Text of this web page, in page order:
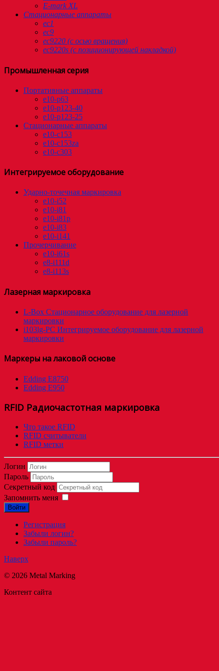
E-mark XL
Стационарные аппараты
ec1
eс9
ec9220 (с осью вращения)
ec9220s (с позиционирующей накладкой)
Промышленная серия
Портативные аппараты
e10-p63
e10-p123-40
e10-p123-25
Стационарные аппараты
e10-c153
e10-c153za
e10-c303
Интегрируемое оборудование
Ударно-точечная маркировка
e10-i52
e10-i81
e10-i81p
e10-i83
e10-i141
Прочерчивание
e10-i61s
e8-i111d
e8-i113s
Лазерная маркировка
L-Box Стационарное оборудование для лазерной
маркировки
i103lg-PC Интегрируемое оборудование для лазерной
маркировки
Маркеры на лаковой основе
Edding E8750
Edding E950
RFID Радиочастотная маркировка
Что такое RFID
RFID считыватели
RFID метки
Логин
Пароль
Секретный код
Запомнить меня
Войти
Регистрация
Забыли логин?
Забыли пароль?
Наверх
© 2026 Metal Marking
Контент сайта